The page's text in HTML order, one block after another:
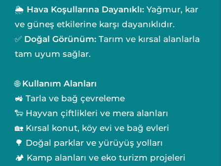
🌦️ Hava Koşullarına Dayanıklı: Yağmur, kar
ve güneş etkilerine karşı dayanıklıdır.
✅ Doğal Görünüm: Tarım ve kırsal alanlarla
tam uyum sağlar.
🌐 Kullanım Alanları
🚜 Tarla ve bağ çevreleme
🐑 Hayvan çiftlikleri ve mera alanları
🏡 Kırsal konut, köy evi ve bağ evleri
🌳 Doğal parklar ve yürüyüş yolları
🏕️ Kamp alanları ve eko turizm projeleri